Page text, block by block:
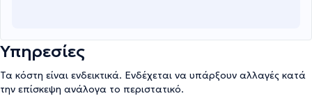
Υπηρεσίες
Τα κόστη είναι ενδεικτικά. Ενδέχεται να υπάρξουν αλλαγές κατά
την επίσκεψη ανάλογα το περιστατικό.